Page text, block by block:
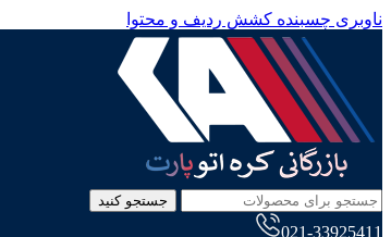
ناوبری چسبنده کشش ردیف و محتوا
جستجو کنید
021-33925411